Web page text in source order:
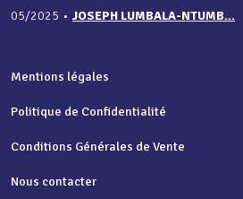
05/2025 • JOSEPH LUMBALA-NTUMB...
Mentions légales
Politique de Confidentialité
Conditions Générales de Vente
Nous contacter